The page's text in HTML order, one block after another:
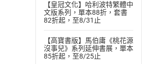
【皇冠文化】哈利波特繁體中
文版系列，單本88折，套書
82折起，至8/31止
【高寶書版】馬伯庸《桃花源
沒事兒》系列延伸書展，單本
85折起，至8/25止